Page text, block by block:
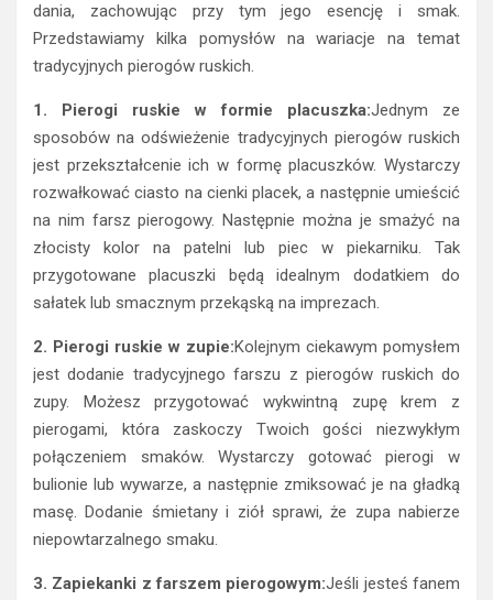
dania, zachowując przy tym jego esencję i smak.
Przedstawiamy kilka pomysłów na wariacje na temat
tradycyjnych pierogów ruskich.
1. Pierogi ruskie w formie placuszka:Jednym ze
sposobów na odświeżenie tradycyjnych pierogów ruskich
jest przekształcenie ich w formę placuszków. Wystarczy
rozwałkować ciasto na cienki placek, a następnie umieścić
na nim farsz pierogowy. Następnie można je smażyć na
złocisty kolor na patelni lub piec w piekarniku. Tak
przygotowane placuszki będą idealnym dodatkiem do
sałatek lub smacznym przekąską na imprezach.
2. Pierogi ruskie w zupie:Kolejnym ciekawym pomysłem
jest dodanie tradycyjnego farszu z pierogów ruskich do
zupy. Możesz przygotować wykwintną zupę krem z
pierogami, która zaskoczy Twoich gości niezwykłym
połączeniem smaków. Wystarczy gotować pierogi w
bulionie lub wywarze, a następnie zmiksować je na gładką
masę. Dodanie śmietany i ziół sprawi, że zupa nabierze
niepowtarzalnego smaku.
3. Zapiekanki z farszem pierogowym:Jeśli jesteś fanem